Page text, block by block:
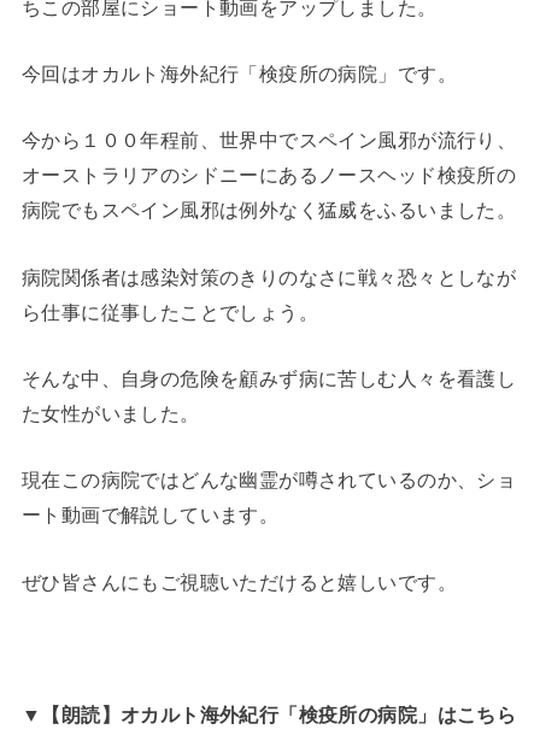
ちこの部屋にショート動画をアップしました。
今回はオカルト海外紀行「検疫所の病院」です。
今から１００年程前、世界中でスペイン風邪が流行り、
オーストラリアのシドニーにあるノースヘッド検疫所の
病院でもスペイン風邪は例外なく猛威をふるいました。
病院関係者は感染対策のきりのなさに戦々恐々としなが
ら仕事に従事したことでしょう。
そんな中、自身の危険を顧みず病に苦しむ人々を看護し
た女性がいました。
現在この病院ではどんな幽霊が噂されているのか、ショ
ート動画で解説しています。
ぜひ皆さんにもご視聴いただけると嬉しいです。
▼【朗読】オカルト海外紀行「検疫所の病院」はこちら